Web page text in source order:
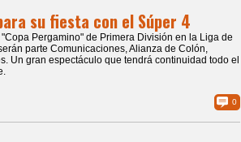
su fiesta con el Súper 4
"Copa Pergamino" de Primera División en la Liga de
parte Comunicaciones, Alianza de Colón,
Un gran espectáculo que tendrá continuidad todo el
0